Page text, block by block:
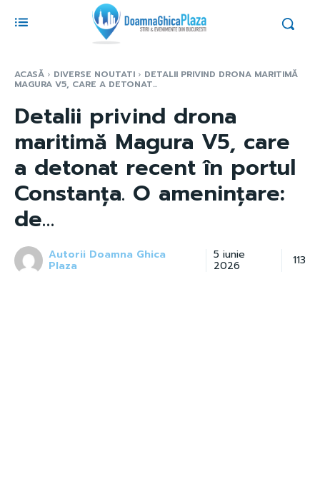
ACASĂ DIVERSE NOUTATI DETALII PRIVIND DRONA MARITIMĂ
MAGURA V5, CARE A DETONAT...
Detalii privind drona
maritimă Magura V5, care
a detonat recent în portul
Constanța. O amenințare:
de…
Autorii Doamna Ghica
Plaza
5 iunie
2026 113